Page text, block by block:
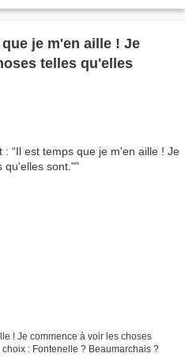
je m'en aille ! Je
telles qu'elles
! Je commence à voir les choses
: Fontenelle ? Beaumarchais ?